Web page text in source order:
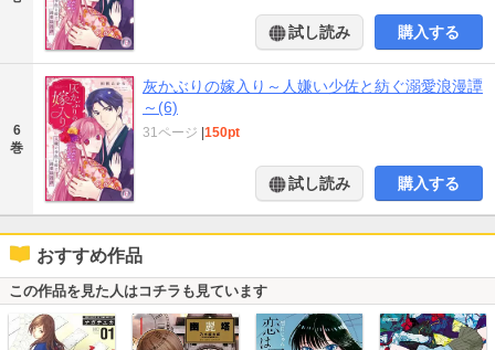
試し読み 購入する
6
巻
灰かぶりの嫁入り～人嫌い少佐と紡ぐ溺愛浪漫譚
～(6)
31ページ |150pt
試し読み 購入する
おすすめ作品
この作品を見た人はコチラも見ています